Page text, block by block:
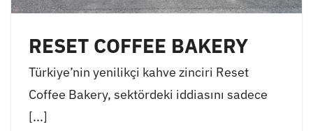
RESET COFFEE BAKERY
Türkiye’nin yenilikçi kahve zinciri Reset
Coffee Bakery, sektördeki iddiasını sadece
[...]